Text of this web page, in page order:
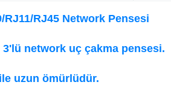
RJ11/RJ45 Network Pensesi
network uç çakma pensesi.
uzun ömürlüdür.